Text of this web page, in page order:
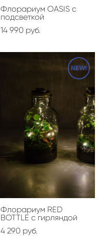
Флорариум OASIS с
подсветкой
14 990 pуб.
NEW!
Флорариум RED
BOTTLE с гирляндой
4 290 pуб.